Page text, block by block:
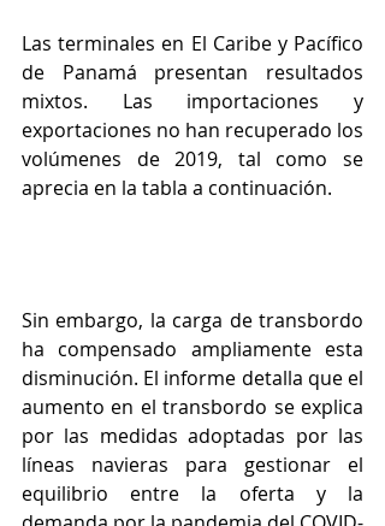
Las terminales en El Caribe y Pacífico
de Panamá presentan resultados
mixtos. Las importaciones y
exportaciones no han recuperado los
volúmenes de 2019, tal como se
aprecia en la tabla a continuación.
Sin embargo, la carga de transbordo
ha compensado ampliamente esta
disminución. El informe detalla que el
aumento en el transbordo se explica
por las medidas adoptadas por las
líneas navieras para gestionar el
equilibrio entre la oferta y la